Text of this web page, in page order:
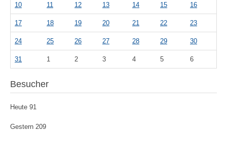
10 11 12 13 14 15 16
17 18 19 20 21 22 23
24 25 26 27 28 29 30
31 1 2 3 4 5 6
Besucher
Heute 91
Gestern 209